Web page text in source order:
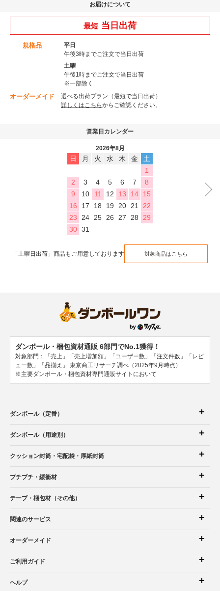
お届けについて
最短 当日出荷
規格品
平日
午後3時までご注文で当日出荷
土曜
午後1時までご注文で当日出荷
※一部除く
オーダーメイド
選べる出荷プラン（最短で当日出荷）
詳しくはこちらからご確認ください。
営業日カレンダー
2026年8月
日 月 火 水 木 金
土
1
2
3 4 5 6 7
8
9
10 11 12 13 14
15
16
17 18 19 20 21
22
23
24 25 26 27 28
29
30 31
「土曜日出荷」商品もご用意しております 対象商品はこちら
ダンボール・梱包資材通販 6部門でNo.1獲得！
対象部門：「売上」「売上増加額」「ユーザー数」「注文件数」「レビ
ュー数」「品揃え」
東京商工リサーチ調べ（2025年9月時点）
※主要ダンボール・梱包資材専門通販サイトにおいて
ダンボール（定番）
ダンボール（用途別）
クッション封筒 ・宅配袋 ・厚紙封筒
プチプチ・緩衝材
テープ・梱包材（その他）
関連のサービス
オーダーメイド
ご利用ガイド
ヘルプ